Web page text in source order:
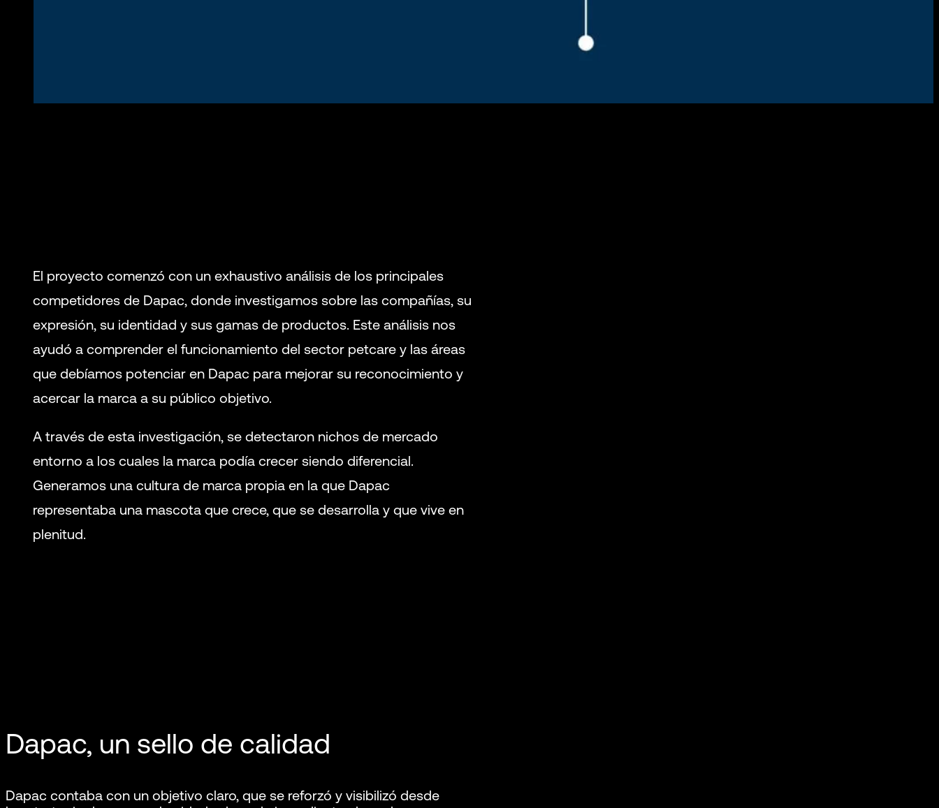
El proyecto comenzó con un exhaustivo análisis de los principales
competidores de Dapac, donde investigamos sobre las compañías, su
expresión, su identidad y sus gamas de productos. Este análisis nos
ayudó a comprender el funcionamiento del sector petcare y las áreas
que debíamos potenciar en Dapac para mejorar su reconocimiento y
acercar la marca a su público objetivo.
A través de esta investigación, se detectaron nichos de mercado
entorno a los cuales la marca podía crecer siendo diferencial.
Generamos una cultura de marca propia en la que Dapac
representaba una mascota que crece, que se desarrolla y que vive en
plenitud.
Dapac, un sello de calidad
Dapac contaba con un objetivo claro, que se reforzó y visibilizó desde